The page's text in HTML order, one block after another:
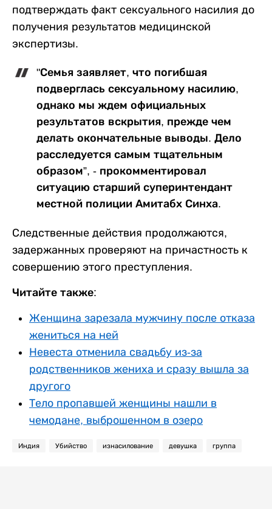
подтверждать факт сексуального насилия до
получения результатов медицинской
экспертизы.
"Семья заявляет, что погибшая
подверглась сексуальному насилию,
однако мы ждем официальных
результатов вскрытия, прежде чем
делать окончательные выводы. Дело
расследуется самым тщательным
образом”, - прокомментировал
ситуацию старший суперинтендант
местной полиции Амитабх Синха.
Следственные действия продолжаются,
задержанных проверяют на причастность к
совершению этого преступления.
Читайте также:
Женщина зарезала мужчину после отказа
жениться на ней
Невеста отменила свадьбу из-за
родственников жениха и сразу вышла за
другого
Тело пропавшей женщины нашли в
чемодане, выброшенном в озеро
Индия Убийство изнасилование девушка группа